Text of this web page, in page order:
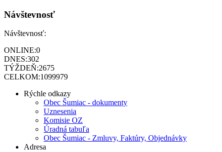
Návštevnosť
Návštevnosť:
ONLINE:0
DNES:302
TÝŽDEŇ:2675
CELKOM:1099979
Rýchle odkazy
Obec Šumiac - dokumenty
Uznesenia
Komisie OZ
Úradná tabuľa
Obec Šumiac - Zmluvy, Faktúry, Objednávky
Adresa